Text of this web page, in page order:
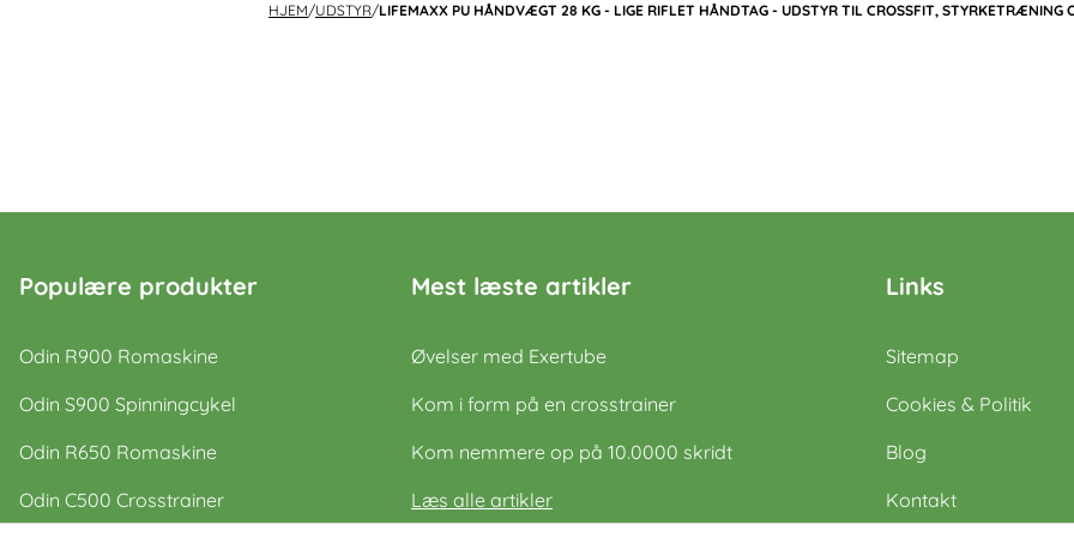
HJEM/UDSTYR/LIFEMAXX PU HÅNDVÆGT 28 KG - LIGE RIFLET HÅNDTAG - UDSTYR TIL CROSSFIT, STYRKETRÆNING
Populære produkter
Odin R900 Romaskine
Odin S900 Spinningcykel
Odin R650 Romaskine
Odin C500 Crosstrainer
Mest læste artikler
Øvelser med Exertube
Kom i form på en crosstrainer
Kom nemmere op på 10.0000 skridt
Læs alle artikler
Links
Sitemap
Cookies & Politik
Blog
Kontakt